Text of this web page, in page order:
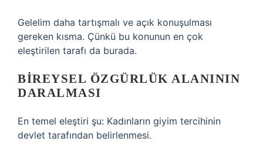
Gelelim daha tartışmalı ve açık konuşulması
gereken kısma. Çünkü bu konunun en çok
eleştirilen tarafı da burada.
BIREYSEL ÖZGÜRLÜK ALANININ
DARALMASI
En temel eleştiri şu: Kadınların giyim tercihinin
devlet tarafından belirlenmesi.